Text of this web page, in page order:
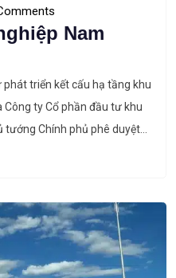
Nam
triển kết cấu hạ tầng khu
Công ty Cổ phần đầu tư khu
tướng Chính phủ phê duyệt
101/QĐ-TTg. Thông tin